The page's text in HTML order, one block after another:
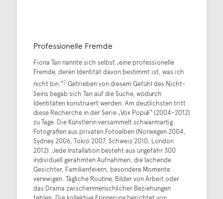
Professionelle Fremde
Fiona Tan nannte sich selbst „eine professionelle
Fremde, deren Identität davon bestimmt ist, was ich
nicht bin.“2Getrieben von diesem Gefühl des Nicht-
Seins begab sich Tan auf die Suche, wodurch
Identitäten konstruiert werden. Am deutlichsten tritt
diese Recherche in der Serie „Vox Populi“ (2004–2012)
zu Tage. Die Künstlerin versammelt schwarmartig
Fotografien aus privaten Fotoalben (Norwegen 2004,
Sydney 2006, Tokio 2007, Schweiz 2010, London
2012). Jede Installation besteht aus ungefähr 300
individuell gerahmten Aufnahmen, die lachende
Gesichter, Familienfeiern, besondere Momente
verewigen. Tägliche Routine, Bilder von Arbeit oder
das Drama zwischenmenschlicher Beziehungen